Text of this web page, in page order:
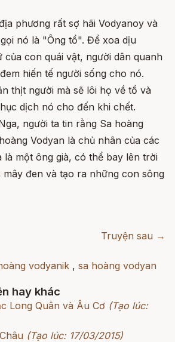
phương rất sợ hãi Vodyanoy và
nó là "Ông tổ". Để xoa dịu
của con quái vật, người dân quanh
hiến tế người sống cho nó.
thịt người mà sẽ lôi họ về tổ và
dịch nó cho đến khi chết.
người ta tin rằng Sa hoàng
Vodyan là chủ nhân của các
là một ông già, có thể bay lên trời
mây đen và tạo ra những con sông
Truyện sau →
vodyanik , sa hoàng vodyan
hay khác
Long Quân và Âu Cơ (Tạo lúc:
(Tạo lúc: 17/03/2015)